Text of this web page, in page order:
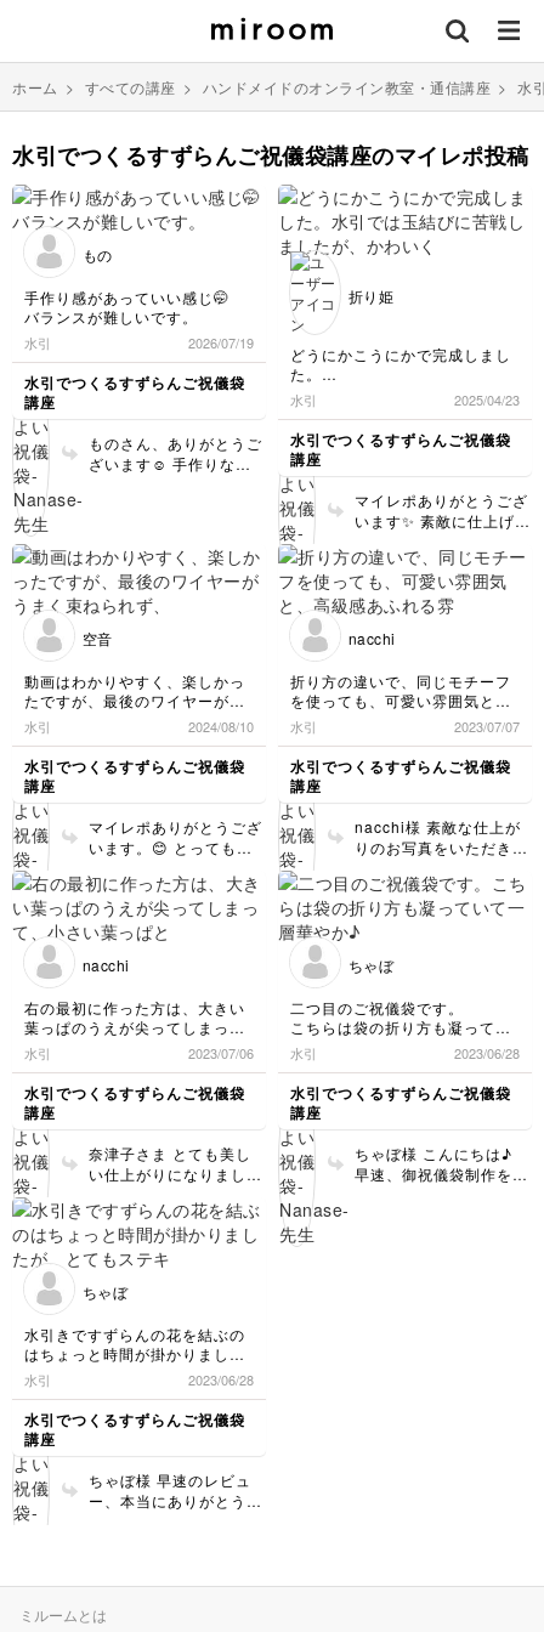
ホーム > すべての講座 > ハンドメイドのオンライン教室・通信講座 > 水
水引でつくるすずらんご祝儀袋講座のマイレポ投稿
もの
手作り感があっていい感じ🤭
バランスが難しいです。
水引 2026/07/19
水引でつくるすずらんご祝儀袋
講座
ものさん、ありがとうご
ざいます☺️ 手作りなら
皆さん悩まれるポイント
ですが、少しずつ整って
いきますよ😊 「自分ら
しい形」も手作りならで
はの魅力なので、ぜひ楽
しみながら作ってみてく
折り姫
どうにかこうにかで完成しまし
た。
水引では玉結びに苦戦しました
が、かわいくできたかなと思い
ます。
祝儀袋や熨を折ったり、日本の
文化に触れることができまし
た。
とても楽しかったです。
水引 2025/04/23
水引でつくるすずらんご祝儀袋
講座
マイレポありがとうござ
います✨ 素敵に仕上げて
りがとうございます。😊
台紙や、水引の素材や色
など買えて また楽しん
す♪
空音
動画はわかりやすく、楽しかっ
たですが、最後のワイヤーがう
まく束ねられず、ちょっと不恰
好になってしまいました。
水引 2024/08/10
水引でつくるすずらんご祝儀袋
講座
マイレポありがとうござ
います。😊 とっても綺
よ♪！！ ワイヤーは、少
しコツがありますよね。
重ねて練習していただく
ランスなんかが整ってく
ひ水引の素材や色を変え
て楽しんでいただけたら
nacchi
折り方の違いで、同じモチーフ
を使っても、可愛い雰囲気と、
高級感あふれる雰囲気になるの
ですね。
ワイヤーを袋から1度だして1本
だけ出し、また封をするとぐち
ゃぐちゃにならずに綺麗に使用
することができるという、そん
な細かなことまで丁寧に教えて
いただけたことがとても有り難
かったです。
ひとつひとつの道具の説明も丁
寧で、この過程で何を使うか
も、本当に丁寧に教えていただ
きまし。
なかなか一気にできないので、
次の時間が楽しみで仕方ありま
せんでした。
完成品はもちろんですが、そん
な作る過程もとても楽しく、大
満足です。
ありがとうございました。
水引 2023/07/07
水引でつくるすずらんご祝儀袋
講座
nacchi様 素敵な仕上が
りのお写真をいただき、
とっても美しく仕上がっ
てます！ 私も嬉しいで
す。ありがとうございま
って、意外と受ける事が
てよかったです✴︎ 制作作
業を楽しんでいただけ
て、 私もとっても嬉し
いです😊 ご自身でも今
後是非、色々な御祝儀袋
nacchi
右の最初に作った方は、大きい
葉っぱのうえが尖ってしまっ
て、小さい葉っぱとのバランス
がどうなんだろ、と思い、二つ
目は同じ感じになるようにしま
した。
水引 2023/07/06
水引でつくるすずらんご祝儀袋
講座
奈津子さま とても美し
い仕上がりになりました
麗です✴︎ 葉っぱはとんが
っているのも、少し丸み
をおびているのも、 ど
敵です！！
ちゃぼ
二つ目のご祝儀袋です。
こちらは袋の折り方も凝ってい
て一層華やか♪
水引 2023/06/28
水引でつくるすずらんご祝儀袋
講座
ちゃぼ様 こんにちは♪
早速、御祝儀袋制作をし
ちゃぼ
水引きですずらんの花を結ぶの
はちょっと時間が掛かりました
が、とてもステキなご祝儀袋に
なりました♪
水引 2023/06/28
水引でつくるすずらんご祝儀袋
講座
ちゃぼ様 早速のレビュ
ー、本当にありがとうご
すね！！ 今後もいろい
みで使って頂いて、御祝
ミルームとは